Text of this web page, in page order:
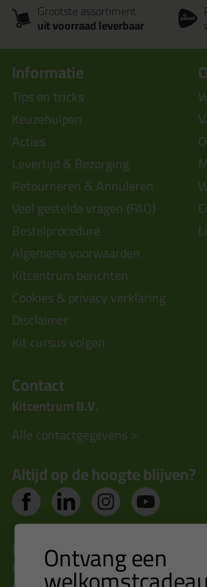
Grootste assortiment
uit voorraad leverbaar
Informatie
Tips en tricks
Keuzehulpen
Acties
Levertijd & Bezorging
Retourneren & Annuleren
Veel gestelde vragen (FAQ)
Bestelprocedure
Algemene voorwaarden
Kitcentrum berichten
Cookies & privacy verklaring
Disclaimer
Kit cursus volgen
Contact
Kitcentrum B.V.
Alle contactgegevens >
Altijd op de hoogte blijven?
Nieuws, tips en exclusieve deals
inbox Ontvang een